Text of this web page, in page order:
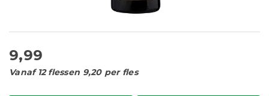
9,99
Vanaf 12 flessen 9,20 per fles